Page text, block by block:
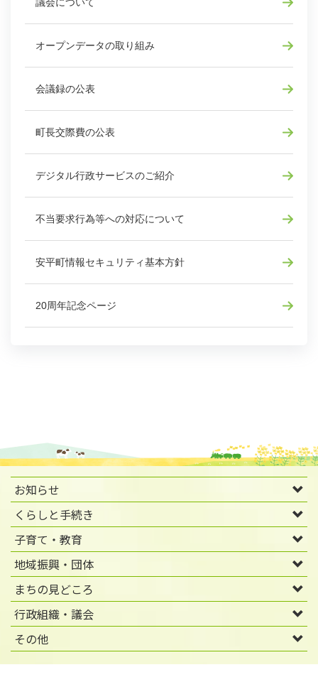
オープンデータの取り組み
会議録の公表
町長交際費の公表
デジタル行政サービスのご紹介
不当要求行為等への対応について
安平町情報セキュリティ基本方針
20周年記念ページ
お知らせ
くらしと手続き
子育て・教育
地域振興・団体
まちの見どころ
行政組織・議会
その他